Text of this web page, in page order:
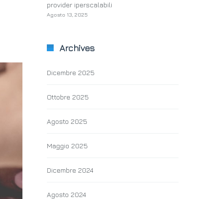
provider iperscalabili
Agosto 13, 2025
Archives
Dicembre 2025
Ottobre 2025
Agosto 2025
Maggio 2025
Dicembre 2024
Agosto 2024